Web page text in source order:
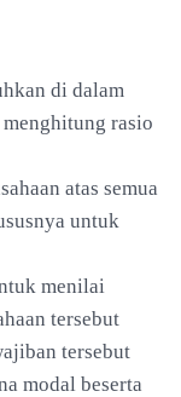
di dalam
rasio
atas semua
untuk
menilai
tersebut
tersebut
modal beserta